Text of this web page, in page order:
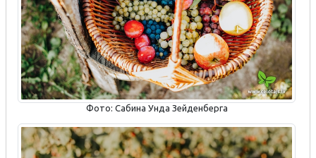
Фото: Сабина Унда Зейденберга